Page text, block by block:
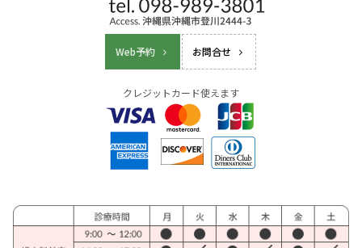
Web予約 お問合せ
クレジットカード使えます